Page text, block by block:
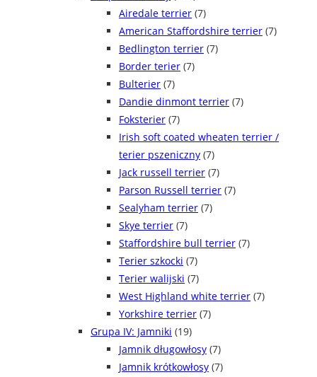
Airedale terrier (7)
American Staffordshire terrier (7)
Bedlington terrier (7)
Border terier (7)
Bulterier (7)
Dandie dinmont terrier (7)
Foksterier (7)
Irish soft coated wheaten terrier /
terier pszeniczny (7)
Jack russell terrier (7)
Parson Russell terrier (7)
Sealyham terrier (7)
Skye terrier (7)
Staffordshire bull terrier (7)
Terier szkocki (7)
Terier walijski (7)
West Highland white terrier (7)
Yorkshire terrier (7)
Grupa IV: Jamniki (19)
Jamnik długowłosy (7)
Jamnik krótkowłosy (7)